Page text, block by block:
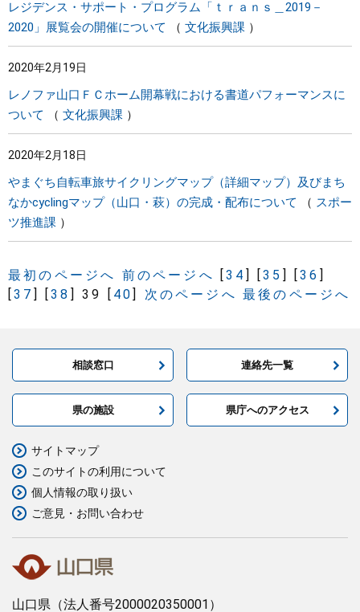
レジデンス・サポート・プログラム「ｔｒａｎｓ＿2019－
2020」展覧会の開催について
文化振興課
2020年2月19日
レノファ山口ＦＣホーム開幕戦における書道パフォーマンスに
ついて
文化振興課
2020年2月18日
やまぐち自転車旅サイクリングマップ（詳細マップ）及びまち
なかcyclingマップ（山口・萩）の完成・配布について
スポー
ツ推進課
最初のページへ 前のページへ [34 ] [35 ] [36 ]
[37 ] [38 ] 39 [ 40] 次のページへ 最後のページへ
相談窓口 連絡先一覧
県の施設 県庁へのアクセス
山口県 （法人番号2000020350001）
サイトマップ
このサイトの利用について
個人情報の取り扱い
ご意見・お問い合わせ